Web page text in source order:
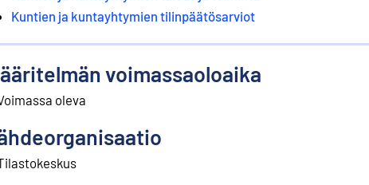
Kuntien ja kuntayhtymien tilinpäätösarviot
voimassaoloaika
oleva